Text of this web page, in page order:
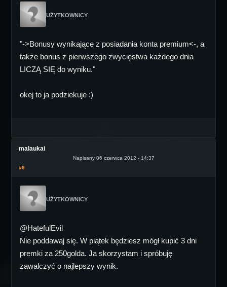
UŻYTKOWNICY
"->Bonusy wynikające z posiadania konta premium<-, a
także bonus z pierwszego zwycięstwa każdego dnia
LICZĄ SIĘ do wyniku."
okej to ja podziekuje :)
malaukai
Napisany 06 czerwca 2012 - 14:37
#9
UŻYTKOWNICY
@HatefulEvil
Nie poddawaj się. W piątek będziesz mógł kupić 3 dni
premki za 250golda. Ja skorzystam i spróbuję
zawalczyć o najlepszy wynik.